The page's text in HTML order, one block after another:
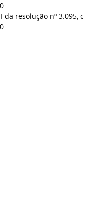
resolução nº 3.095, de